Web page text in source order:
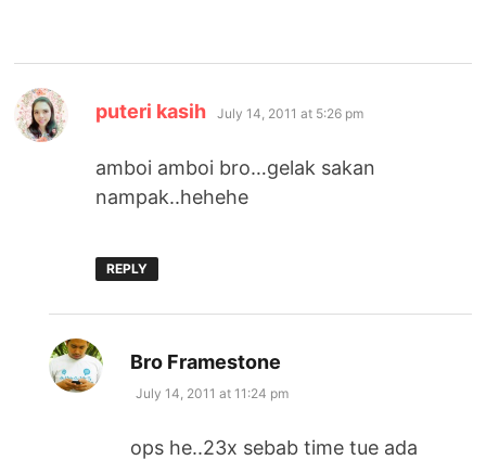
puteri kasih says:
July 14, 2011 at 5:26 pm
amboi amboi bro…gelak sakan
nampak..hehehe
REPLY
Bro Framestone
July 14, 2011 at 11:24 pm
ops he..23x sebab time tue ada